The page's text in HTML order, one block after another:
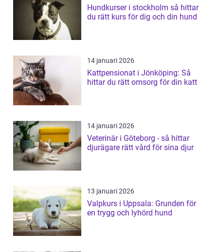
Hundkurser i stockholm så hittar
du rätt kurs för dig och din hund
14 januari 2026
Kattpensionat i Jönköping: Så
hittar du rätt omsorg för din katt
14 januari 2026
Veterinär i Göteborg - så hittar
djurägare rätt vård för sina djur
13 januari 2026
Valpkurs i Uppsala: Grunden för
en trygg och lyhörd hund